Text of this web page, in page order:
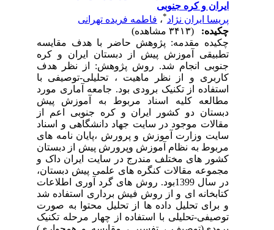
ایران و کره جنوبی
پریسا ایران نژاد *،فاطمه فریده تهرانی
چکیده:
چکیده مقدمه: پژوهش حاضر با هدف مقایسه
تطبیقی آموزش پیش از دبستان ایران و کره
جنوبی انجام شد. روش پژوهش: از نظر هدف
کاربری و از نظر ماهیت ، تحلیلی-توصیفی با
استفاده از تکنیک برودی بود. جامعه آماری مورد
مطالعه کلیه اسناد مربوط به آموزش پیش
دبستان دو کشور ایران و کره جنوبی اعم از
مقالات موجود در سایت جهاد دانشگاهی و اسناد
سایت وزارت آموزش و پرورش ،پایان نامه های
مربوط به نظام آموزش وپرورش پیش از دبستان
کشور های مختلف مندرج در سایت ایران داک و
مجموعه مقالات کنگره های علمی پیش دبستان،
در سال 1399بود. روش های گرد آوری اطلاعات
کتابخانه ای و از روش فیش برداری استفاده شد
و برای تحلیل داده ها از تحلیل محتوا به صورت
توصیفی-تحلیلی با استفاده از چهار مرحله تکنیک